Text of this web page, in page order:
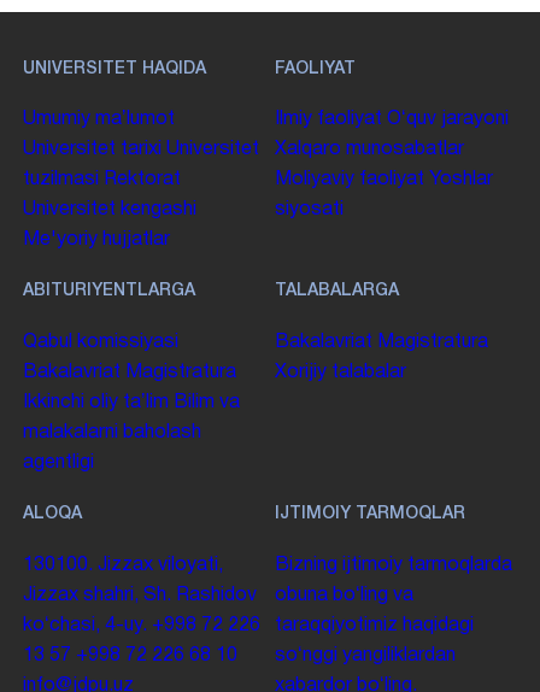
UNIVERSITET HAQIDA
Umumiy maʼlumot
Universitet tarixi Universitet
tuzilmasi
Rektorat
Universitet kengashi
Me'yoriy hujjatlar
FAOLIYAT
Ilmiy faoliyat Oʻquv jarayoni
Xalqaro munosabatlar
Moliyaviy faoliyat Yoshlar
siyosati
ABITURIYENTLARGA
Qabul komissiyasi
Bakalavriat Magistratura
Ikkinchi oliy taʼlim Bilim va
malakalarni baholash
agentligi
TALABALARGA
Bakalavriat Magistratura
Xorijiy talabalar
ALOQA
130100. Jizzax viloyati,
Jizzax shahri, Sh. Rashidov
koʻchasi, 4-uy. +998 72 226
13 57 +998 72 226 68 10
info@jdpu.uz
IJTIMOIY TARMOQLAR
Bizning ijtimoiy tarmoqlarda
obuna boʻling va
taraqqiyotimiz haqidagi
soʻnggi yangiliklardan
xabardor boʻling.